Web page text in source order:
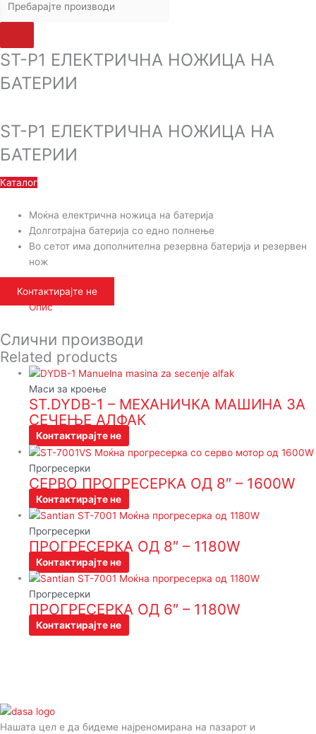
ST-P1 ЕЛЕКТРИЧНА НОЖИЦА НА
БАТЕРИИ
ST-P1 ЕЛЕКТРИЧНА НОЖИЦА НА
БАТЕРИИ
Каталог
Moќна електрична ножица на батерија
Долготрајна батерија со едно полнење
Во сетот има дополнителна резервна батерија и резервен
нож
Контактирајте не
Опис
Слични производи
Related products
Маси за кроење
ST.DYDB-1 – МЕХАНИЧКА МАШИНА ЗА
СЕЧЕЊЕ АЛФАК
Контактирајте не
Прогресерки
СЕРВО ПРОГРЕСЕРКА ОД 8″ – 1600W
Контактирајте не
Прогресерки
ПРОГРЕСЕРКА ОД 8″ – 1180W
Контактирајте не
Прогресерки
ПРОГРЕСЕРКА ОД 6″ – 1180W
Контактирајте не
Нашата цел е да бидеме најреномирана на пазарот и